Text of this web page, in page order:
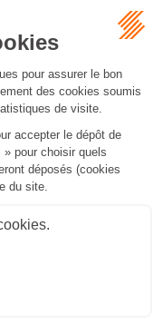
Politique de cookies
LE LEZ